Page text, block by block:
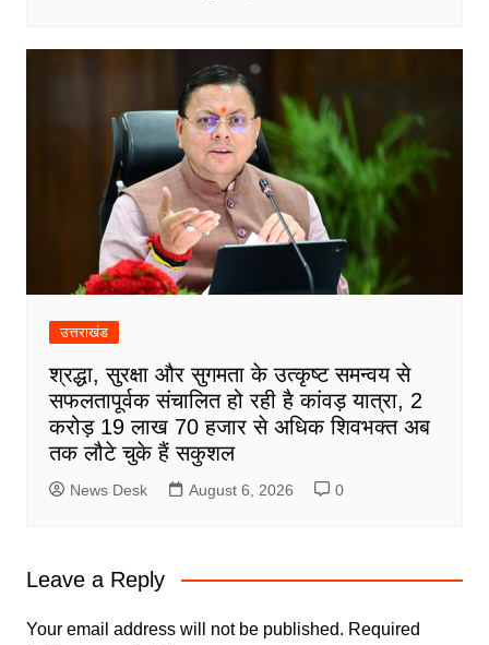
उत्तराखंड
श्रद्धा, सुरक्षा और सुगमता के उत्कृष्ट समन्वय से
सफलतापूर्वक संचालित हो रही है कांवड़ यात्रा, 2
करोड़ 19 लाख 70 हजार से अधिक शिवभक्त अब
तक लौटे चुके हैं सकुशल
News Desk August 6, 2026 0
Leave a Reply
Your email address will not be published. Required